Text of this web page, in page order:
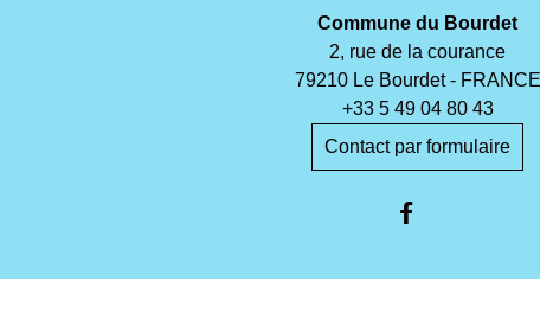
Commune du Bourdet
2, rue de la courance
79210 Le Bourdet - FRANCE
+33 5 49 04 80 43
Contact par formulaire